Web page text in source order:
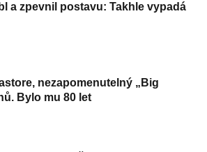
a zpevnil postavu: Takhle vypadá
nezapomenutelný „Big
Bylo mu 80 let